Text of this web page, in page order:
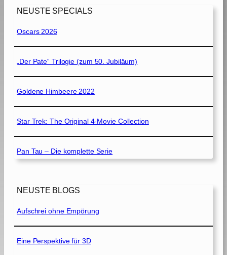
NEUSTE SPECIALS
Oscars 2026
„Der Pate“ Trilogie (zum 50. Jubiläum)
Goldene Himbeere 2022
Star Trek: The Original 4-Movie Collection
Pan Tau – Die komplette Serie
NEUSTE BLOGS
Aufschrei ohne Empörung
Eine Perspektive für 3D